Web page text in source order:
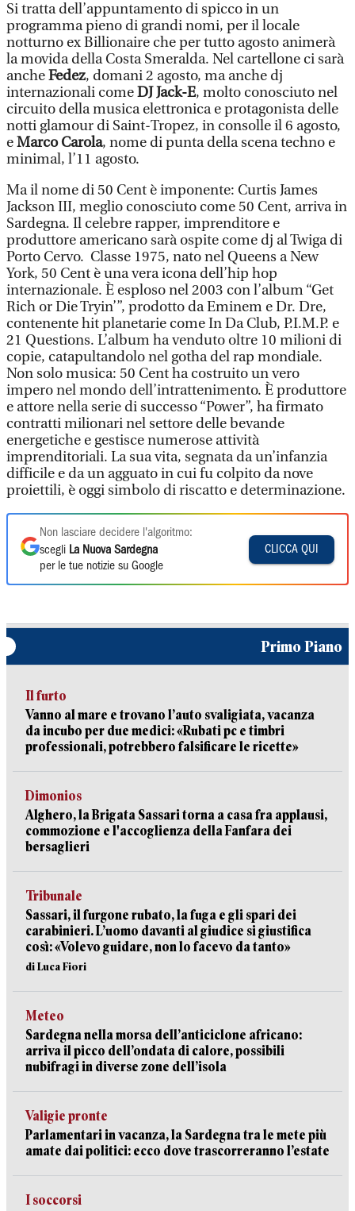
Si tratta dell’appuntamento di spicco in un
programma pieno di grandi nomi, per il locale
notturno ex Billionaire che per tutto agosto animerà
la movida della Costa Smeralda. Nel cartellone ci sarà
ancheFedez, domani 2 agosto, ma anche dj
internazionali comeDJ Jack-E, molto conosciuto nel
circuito della musica elettronica e protagonista delle
notti glamour di Saint-Tropez, in consolle il 6 agosto,
eMarco Carola, nome di punta della scena techno e
minimal, l’11 agosto.
Ma il nome di 50 Cent è imponente: Curtis James
Jackson III, meglio conosciuto come 50 Cent, arriva in
Sardegna. Il celebre rapper, imprenditore e
produttore americano sarà ospite come dj al Twiga di
Porto Cervo. Classe 1975, nato nel Queens a New
York, 50 Cent è una vera icona dell’hip hop
internazionale. È esploso nel 2003 con l’album “Get
Rich or Die Tryin’”, prodotto da Eminem e Dr. Dre,
contenente hit planetarie come In Da Club, P.I.M.P. e
21 Questions. L’album ha venduto oltre 10 milioni di
copie, catapultandolo nel gotha del rap mondiale.
Non solo musica: 50 Cent ha costruito un vero
impero nel mondo dell’intrattenimento. È produttore
e attore nella serie di successo “Power”, ha firmato
contratti milionari nel settore delle bevande
energetiche e gestisce numerose attività
imprenditoriali. La sua vita, segnata da un’infanzia
difficile e da un agguato in cui fu colpito da nove
proiettili, è oggi simbolo di riscatto e determinazione.
Non lasciare decidere l'algoritmo:
scegli La Nuova Sardegna
per le tue notizie su Google
CLICCA QUI
Primo Piano
Il furto
Vanno al mare e trovano l’auto svaligiata, vacanza
da incubo per due medici: «Rubati pc e timbri
professionali, potrebbero falsificare le ricette»
Dimonios
Alghero, la Brigata Sassari torna a casa fra applausi,
commozione e l'accoglienza della Fanfara dei
bersaglieri
Tribunale
Sassari, il furgone rubato, la fuga e gli spari dei
carabinieri. L’uomo davanti al giudice si giustifica
così: «Volevo guidare, non lo facevo da tanto»
di Luca Fiori
Meteo
Sardegna nella morsa dell’anticiclone africano:
arriva il picco dell’ondata di calore, possibili
nubifragi in diverse zone dell’isola
Valigie pronte
Parlamentari in vacanza, la Sardegna tra le mete più
amate dai politici: ecco dove trascorreranno l’estate
I soccorsi